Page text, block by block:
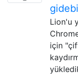
Lion'u
için